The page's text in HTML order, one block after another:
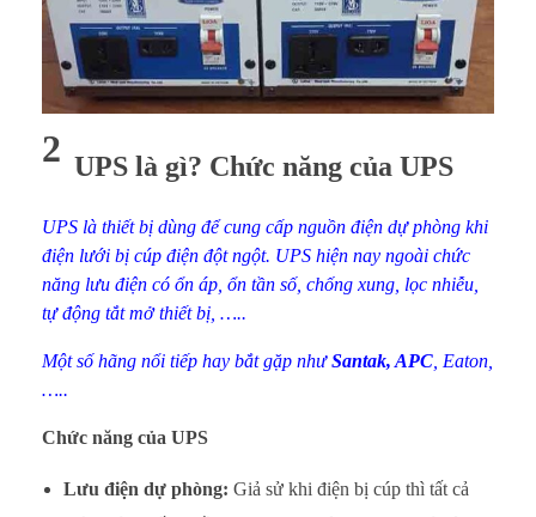
Á
p
2 UPS là gì? Chức năng của UPS
UPS là thiết bị dùng để cung cấp nguồn điện dự phòng khi
điện lưới bị cúp điện đột ngột. UPS hiện nay ngoài chức
năng lưu điện có ổn áp, ổn tần số, chống xung, lọc nhiễu,
tự động tắt mở thiết bị, …..
Một số hãng nổi tiếp hay bắt gặp nhưSantak, APC , Eaton,
…..
Chức năng của UPS
Lưu điện dự phòng: Giả sử khi điện bị cúp thì tất cả